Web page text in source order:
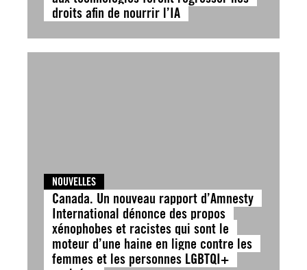
droits afin de nourrir l’IA
NOUVELLES
Canada. Un nouveau rapport d’Amnesty
International dénonce des propos
xénophobes et racistes qui sont le
moteur d’une haine en ligne contre les
femmes et les personnes LGBTQI+